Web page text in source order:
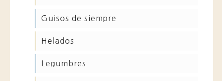
guisos de siempre
helados
legumbres